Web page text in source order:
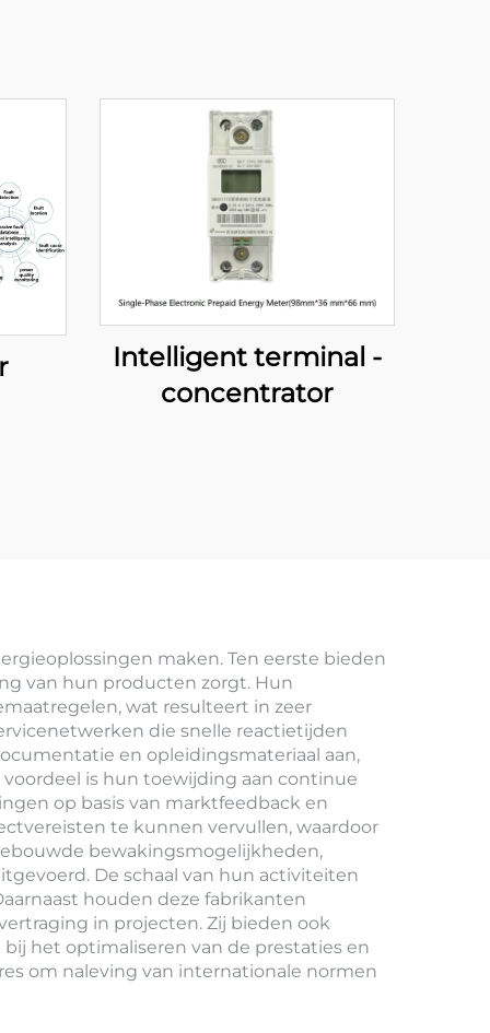
Intelligent terminal -
concentrator
maken. Ten eerste bieden
van hun producten zorgt. Hun
wat resulteert in zeer
die snelle reactietijden
en opleidingsmateriaal aan,
is hun toewijding aan continue
op basis van marktfeedback en
te kunnen vervullen, waardoor
bewakingsmogelijkheden,
De schaal van hun activiteiten
houden deze fabrikanten
in projecten. Zij bieden ook
het optimaliseren van de prestaties en
om naleving van internationale normen